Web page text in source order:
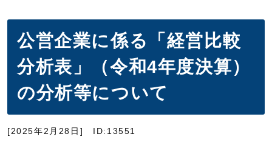
公営企業に係る「経営比較
分析表」（令和4年度決算）
の分析等について
[2025年2月28日] ID:13551